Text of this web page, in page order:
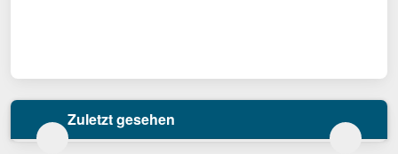
Zuletzt gesehen